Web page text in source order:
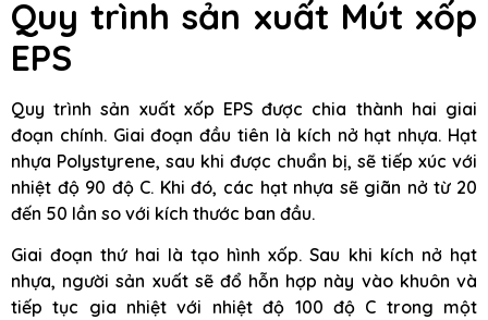
Quy trình sản xuất Mút xốp
EPS
Quy trình sản xuất xốp EPS được chia thành hai giai
đoạn chính. Giai đoạn đầu tiên là kích nở hạt nhựa. Hạt
nhựa Polystyrene, sau khi được chuẩn bị, sẽ tiếp xúc với
nhiệt độ 90 độ C. Khi đó, các hạt nhựa sẽ giãn nở từ 20
đến 50 lần so với kích thước ban đầu.
Giai đoạn thứ hai là tạo hình xốp. Sau khi kích nở hạt
nhựa, người sản xuất sẽ đổ hỗn hợp này vào khuôn và
tiếp tục gia nhiệt với nhiệt độ 100 độ C trong một